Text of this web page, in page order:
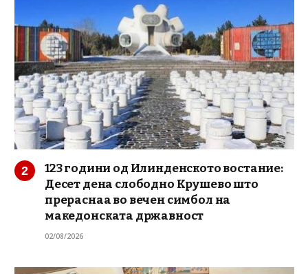
123 години од Илинденското востание:
Десет дена слободно Крушево што
прераснаа во вечен симбол на
македонската државност
02/08/2026